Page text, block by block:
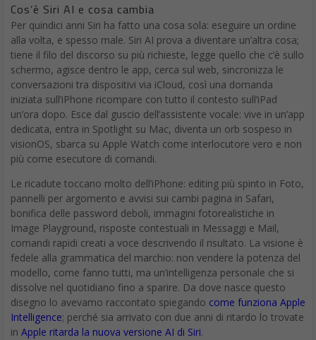
Cos’è Siri AI e cosa cambia
Per quindici anni Siri ha fatto una cosa sola: eseguire un ordine
alla volta, e spesso male. Siri AI prova a diventare un’altra cosa;
tiene il filo del discorso su più richieste, legge quello che c’è sullo
schermo, agisce dentro le app, cerca sul web, sincronizza le
conversazioni tra dispositivi via iCloud, così una domanda
iniziata sull’iPhone ricompare con tutto il contesto sull’iPad
un’ora dopo. Esce dal guscio dell’assistente vocale: vive in un’app
dedicata, entra in Spotlight su Mac, diventa un orb sospeso in
visionOS, sbarca su Apple Watch come interlocutore vero e non
più come esecutore di comandi.
Le ricadute toccano molto dell’iPhone: editing più spinto in Foto,
pannelli per argomento e avvisi sui cambi pagina in Safari,
bonifica delle password deboli, immagini fotorealistiche in
Image Playground, risposte contestuali in Messaggi e Mail,
comandi rapidi creati a voce descrivendo il risultato. La visione è
fedele alla grammatica del marchio: non vendere la potenza del
modello, come fanno tutti, ma un’intelligenza personale che si
dissolve nel quotidiano fino a sparire. Da dove nasce questo
disegno lo avevamo raccontato spiegando come funziona Apple
Intelligence; perché sia arrivato con due anni di ritardo lo trovate
in Apple ritarda la nuova versione AI di Siri.